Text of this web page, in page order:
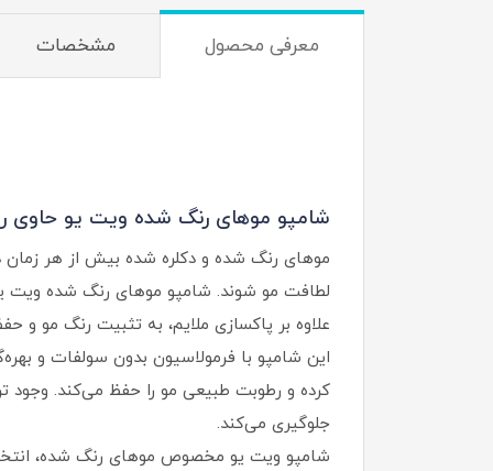
معرفی محصول مشخصات
شامپو موهای رنگ شده ویت یو حاوی
موهای رنگ شده و دکلره شده بیش از هر زمان
لطافت مو شوند. شامپو موهای رنگ شده ویت
علاوه بر پاکسازی ملایم، به تثبیت رنگ مو
این شامپو با فرمولاسیون بدون سولفات و
کرده و رطوبت طبیعی مو را حفظ می‌کند. وجود
جلوگیری می‌کند.
شامپو ویت یو مخصوص موهای رنگ شده،